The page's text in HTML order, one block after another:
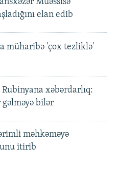
elan edib
müharibə 'çox tezliklə'
xəbərdarlıq:
bilər
məhkəməyə
itirib